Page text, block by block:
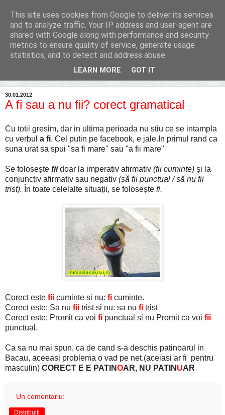
Inima Bacăului
Din inima Bacăului...spre inima ta...
30.01.2012
A fi sau a nu fii? corect gramatical
Cu totii gresim, dar in ultima perioada nu stiu ce se intampla
cu verbul a fi. Cel putin pe facebook, e jale.In primul rand ca
suna urat sa spui "sa fi mare" sau "a fii mare"
Se folosește fiidoar la imperativ afirmativ (fii cuminte) și la
conjunctiv afirmativ sau negativ (să fii punctual / să nu fii
trist). În toate celelalte situații, se folosește fi.
Corect este fii cuminte si nu: fi cuminte.
Corect este: Sa nu fii trist si nu: sa nu fi trist
Corect este: Promit ca voi fi punctual si nu Promit ca voi fii
punctual.
Ca sa nu mai spun, ca de cand s-a deschis patinoarul in
Bacau, aceeasi problema o vad pe net.(aceiasi ar fi pentru
masculin) CORECT E E PATINOAR, NU PATIN UAR
Un comentariu:
Distribuiți
This site uses cookies from Google to deliver its services
and to analyze traffic. Your IP address and user-agent are
shared with Google along with performance and security
metrics to ensure quality of service, generate usage
statistics, and to detect and address abuse.
LEARN MORE GOT IT